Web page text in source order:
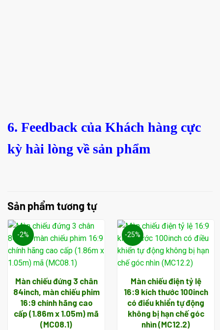
6. Feedback của Khách hàng cực
kỳ hài lòng về sản phẩm
Sản phẩm tương tự
-2%
Màn chiếu đứng 3 chân
84inch, màn chiếu phim
16:9 chính hãng cao
cấp (1.86m x 1.05m) mã
(MC08.1)
-25%
Màn chiếu điện tỷ lệ
16:9 kích thước 100inch
có điều khiển tự động
không bị hạn chế góc
nhìn (MC12.2)